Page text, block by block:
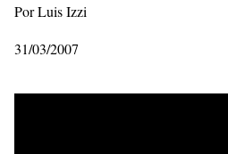
Por Luis Izzi
31/03/2007